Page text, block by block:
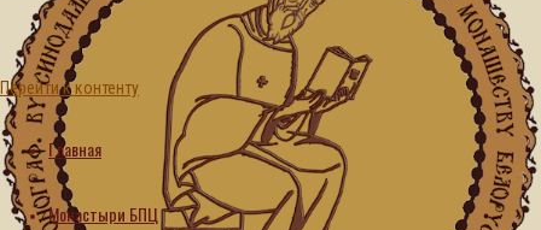
Перейти к контенту
Главная
Монастыри БПЦ